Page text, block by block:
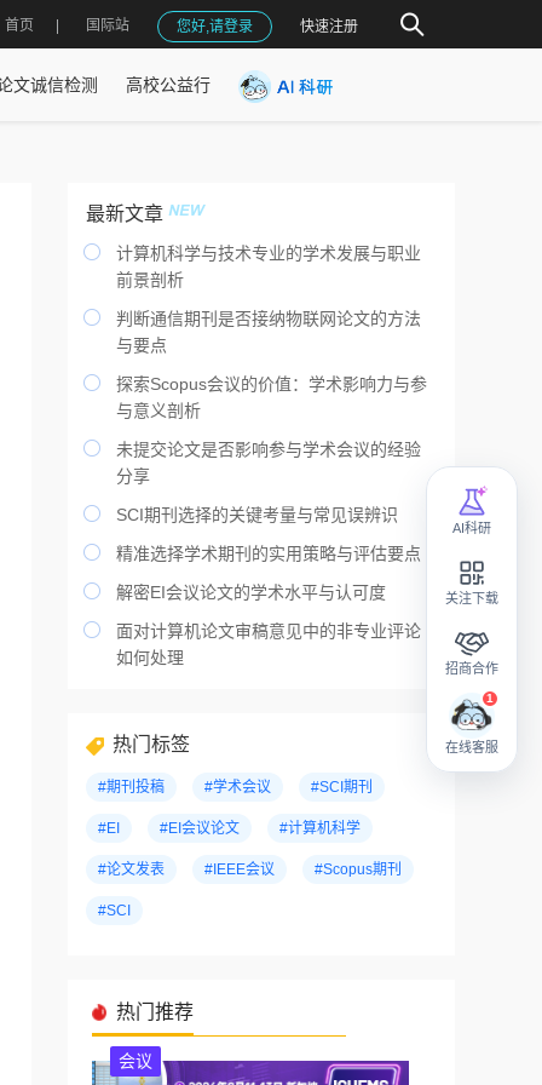
首页 国际站 您好,请登录 快速注册
文诚信检测 高校公益行
最新文章

计算机科学与技术专业的学术发展与职业
前景剖析

判断通信期刊是否接纳物联网论文的方法
与要点

探索Scopus会议的价值：学术影响力与参
与意义剖析

未提交论文是否影响参与学术会议的经验
分享

SCI期刊选择的关键考量与常见误辨识

精准选择学术期刊的实用策略与评估要点

解密EI会议论文的学术水平与认可度

面对计算机论文审稿意见中的非专业评论
如何处理
热门标签
#期刊投稿 #学术会议 #SCI期刊
#EI #EI会议论文 #计算机科学
#论文发表 #IEEE会议 #Scopus期刊
#SCI
热门推荐
会议
AI科研
关注下载
招商合作
在线客服